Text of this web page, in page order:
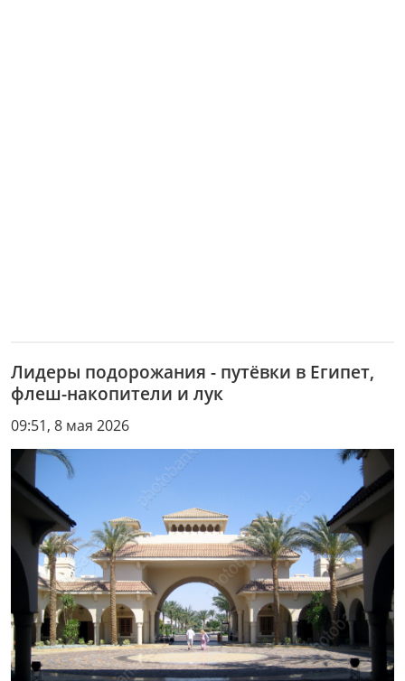
Лидеры подорожания - путёвки в Египет,
флеш-накопители и лук
09:51, 8 мая 2026